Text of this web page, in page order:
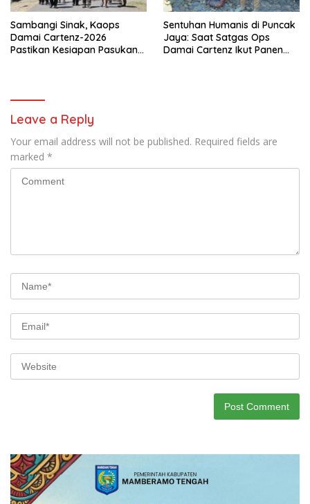
Sambangi Sinak, Kaops
Damai Cartenz-2026
Pastikan Kesiapan Pasukan
Sentuhan Humanis di Puncak
Jaya: Saat Satgas Ops
Damai Cartenz Ikut Panen
Leave a Reply
Your email address will not be published. Required fields are
marked *